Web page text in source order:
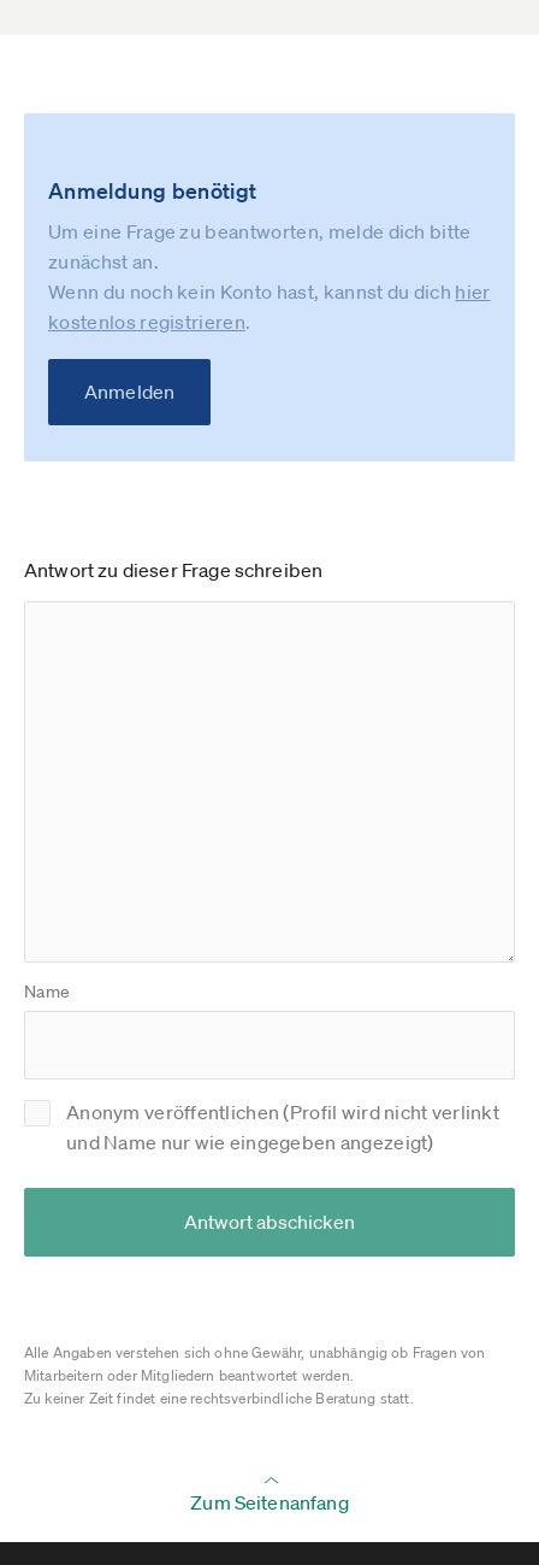
Anmeldung benötigt
Um eine Frage zu beantworten, melde dich bitte
zunächst an.
Wenn du noch kein Konto hast, kannst du dich hier
kostenlos registrieren.
Anmelden
Antwort zu dieser Frage schreiben
Name
Anonym veröffentlichen (Profil wird nicht verlinkt
und Name nur wie eingegeben angezeigt)
Antwort abschicken
Alle Angaben verstehen sich ohne Gewähr, unabhängig ob Fragen von
Mitarbeitern oder Mitgliedern beantwortet werden.
Zu keiner Zeit findet eine rechtsverbindliche Beratung statt.
Zum Seitenanfang